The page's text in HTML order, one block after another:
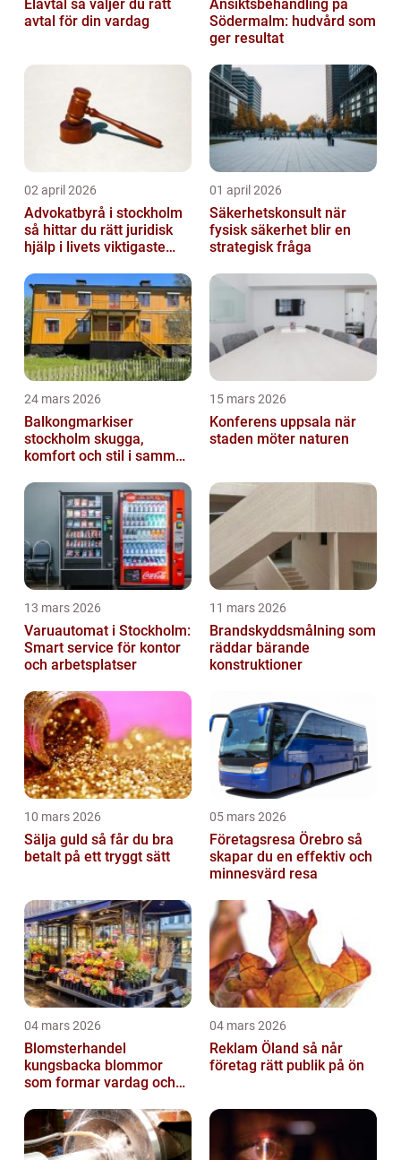
Elavtal så väljer du rätt
avtal för din vardag
Ansiktsbehandling på
Södermalm: hudvård som
ger resultat
02 april 2026
Advokatbyrå i stockholm
så hittar du rätt juridisk
hjälp i livets viktigaste
01 april 2026
Säkerhetskonsult när
fysisk säkerhet blir en
strategisk fråga
24 mars 2026
Balkongmarkiser
stockholm skugga,
komfort och stil i samma
15 mars 2026
Konferens uppsala när
staden möter naturen
13 mars 2026
Varuautomat i Stockholm:
Smart service för kontor
och arbetsplatser
11 mars 2026
Brandskyddsmålning som
räddar bärande
konstruktioner
10 mars 2026
Sälja guld så får du bra
betalt på ett tryggt sätt
05 mars 2026
Företagsresa Örebro så
skapar du en effektiv och
minnesvärd resa
04 mars 2026
Blomsterhandel
kungsbacka blommor
som formar vardag och
04 mars 2026
Reklam Öland så når
företag rätt publik på ön